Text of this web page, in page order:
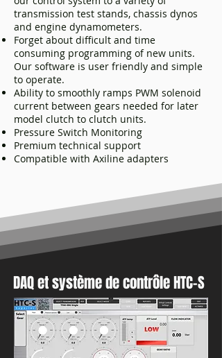
transmission test stands, chassis dynos
and engine dynamometers.
Forget about difficult and time
consuming programming of new units.
Our software is user friendly and simple
to operate.
Ability to smoothly ramps PWM solenoid
current between gears needed for later
model clutch to clutch units.
Pressure Switch Monitoring
Premium technical support
Compatible with Axiline adapters
DAQ et système de contrôle HTC-S